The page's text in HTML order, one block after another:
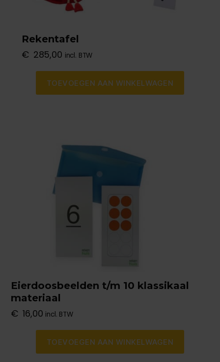
Rekentafel
€ 285,00 incl. BTW
TOEVOEGEN AAN WINKELWAGEN
Eierdoosbeelden t/m 10 klassikaal
materiaal
€ 16,00 incl. BTW
TOEVOEGEN AAN WINKELWAGEN